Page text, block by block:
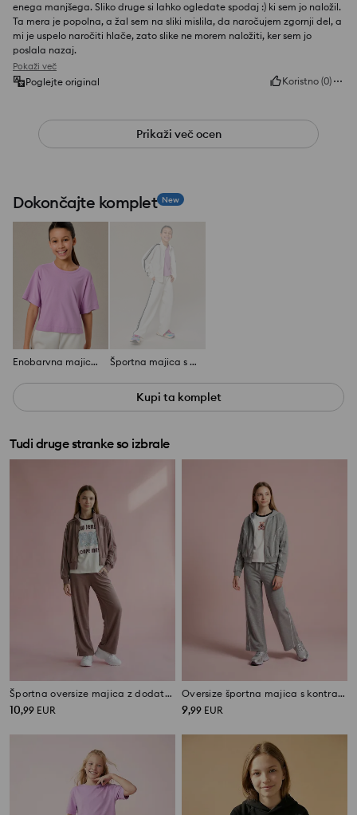
enega manjšega. Sliko druge si lahko ogledate spodaj :) ki sem jo naložil.
Ta mera je popolna, a žal sem na sliki mislila, da naročujem zgornji del, a
mi je uspelo naročiti hlače, zato slike ne morem naložiti, ker sem jo
poslala nazaj.
Pokaži več
Poglejte original Koristno (0)
Prikaži več ocen
Dokončajte komplet New
Enobarvna majica s kratkimi rokavi Športna majica s kapuco in viskoznim mešancem Active
Kupi ta komplet
Tudi druge stranke so izbrale
Športna oversize majica z dodatkom viskoze Active
10,99 EUR
Oversize športna majica s kontrastnimi črtami Active
9,99 EUR